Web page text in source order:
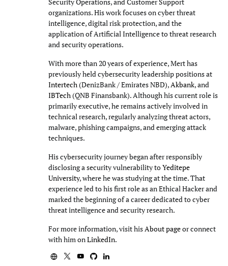
organizations. His work focuses on cyber threat
intelligence, digital risk protection, and the
application of Artificial Intelligence to threat research
and security operations.
With more than 20 years of experience, Mert has
previously held cybersecurity leadership positions at
Intertech(DenizBank / Emirates NBD),Akbank, and
IBTech(QNB Finansbank). Although his current role is
primarily executive, he remains actively involved in
technical research, regularly analyzing threat actors,
malware, phishing campaigns, and emerging attack
techniques.
His cybersecurity journey began after responsibly
disclosing a security vulnerability toYeditepe
University, where he was studying at the time. That
experience led to his first role as an Ethical Hacker and
marked the beginning of a career dedicated to cyber
threat intelligence and security research.
For more information, visit hisAbout pageor connect
with him onLinkedIn.